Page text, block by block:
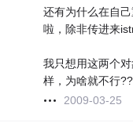
还有为什么在自
啦，除非传进来
我只想用这两个
样，为啥就不行??
2009-03-25